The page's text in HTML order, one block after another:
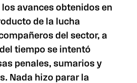
avances obtenidos en
de la lucha
del sector, a
tiempo se intentó
penales, sumarios y
Nada hizo parar la